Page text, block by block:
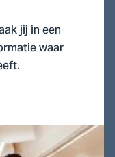
jij in een
waar